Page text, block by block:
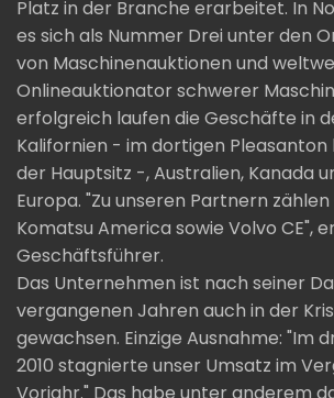
Platz in der Branche erarbeitet. In
es sich als Nummer Drei unter den
von Maschinenauktionen und
Onlineauktionator schwerer
erfolgreich laufen die Geschäfte in
Kalifornien - im dortigen
der Hauptsitz -, Australien, Kanada
Europa. "Zu unseren Partnern
Komatsu America sowie Volvo CE",
Geschäftsführer.
Das Unternehmen ist nach seiner
vergangenen Jahren auch in der
gewachsen. Einzige Ausnahme: "Im
2010 stagnierte unser Umsatz im
Vorjahr." Das habe unter anderem